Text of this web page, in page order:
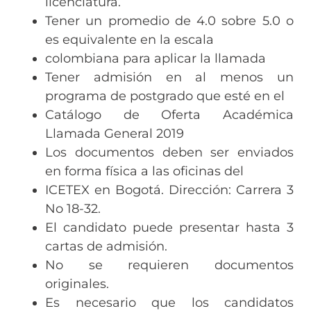
Tener un promedio de 4.0 sobre 5.0 o
es equivalente en la escala
colombiana para aplicar la llamada
Tener admisión en al menos un
programa de postgrado que esté en el
Catálogo de Oferta Académica
Llamada General 2019
Los documentos deben ser enviados
en forma física a las oficinas del
ICETEX en Bogotá. Dirección: Carrera 3
No 18-32.
El candidato puede presentar hasta 3
cartas de admisión.
No se requieren documentos
originales.
Es necesario que los candidatos